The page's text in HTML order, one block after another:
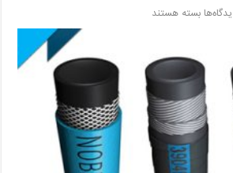
برای
شیلنگ
فشار
قوی
به
صورت
عمده
بسته هستند